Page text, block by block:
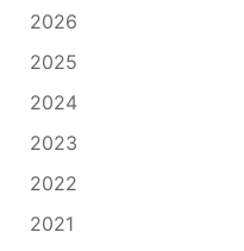
2026
2025
2024
2023
2022
2021